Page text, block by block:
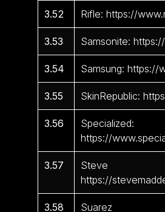
3.52 Rifle: https://
3.53 Samsonite:
3.54 Samsung: https://
3.55 SkinRepublic:
3.56
Specialized:
https://
3.57
Steve
https://
3.58